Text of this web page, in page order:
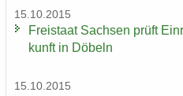
15.10.2015
Frei­staat Sach­sen prüft
kunft in Dö­beln
15.10.2015